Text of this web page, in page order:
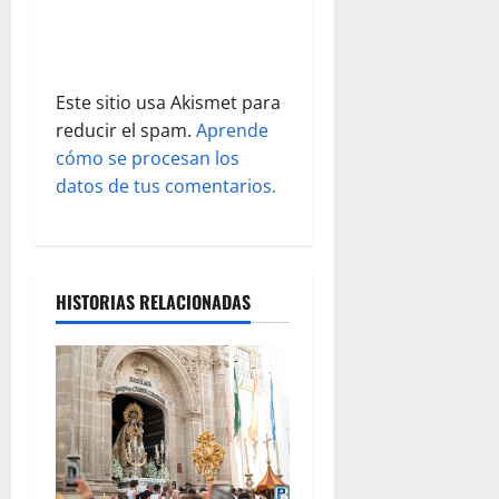
d
a
s
Este sitio usa Akismet para
reducir el spam. Aprende
cómo se procesan los
datos de tus comentarios.
HISTORIAS RELACIONADAS